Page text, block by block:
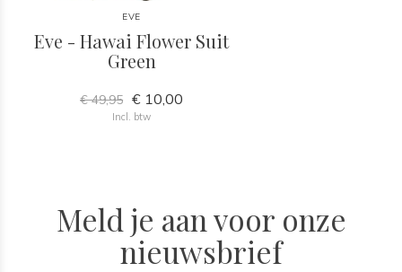
EVE
Eve - Hawai Flower Suit
Green
€ 49,95 € 10,00
Incl. btw
Meld je aan voor onze
nieuwsbrief